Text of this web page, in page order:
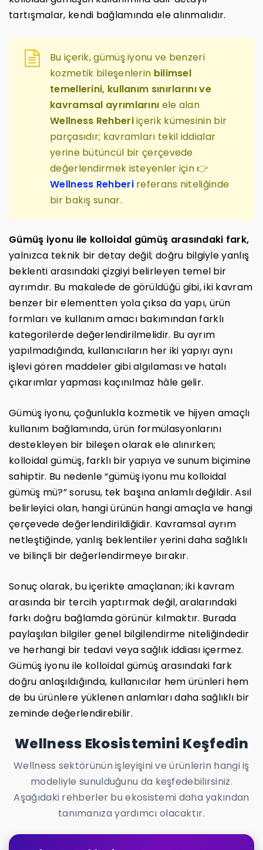
tartışmalar, kendi bağlamında ele alınmalıdır.
Bu içerik, gümüş iyonu ve benzeri
kozmetik bileşenlerin bilimsel
temellerini, kullanım sınırlarını ve
kavramsal ayrımlarını ele alan
Wellness Rehberiiçerik kümesinin bir
parçasıdır; kavramları tekil iddialar
yerine bütüncül bir çerçevede
değerlendirmek isteyenler için 👉
Wellness Rehberireferans niteliğinde
bir bakış sunar.
Gümüş iyonu ile kolloidal gümüş arasındaki fark,
yalnızca teknik bir detay değil; doğru bilgiyle yanlış
beklenti arasındaki çizgiyi belirleyen temel bir
ayrımdır. Bu makalede de görüldüğü gibi, iki kavram
benzer bir elementten yola çıksa da yapı, ürün
formları ve kullanım amacı bakımından farklı
kategorilerde değerlendirilmelidir. Bu ayrım
yapılmadığında, kullanıcıların her iki yapıyı aynı
işlevi gören maddeler gibi algılaması ve hatalı
çıkarımlar yapması kaçınılmaz hâle gelir.
Gümüş iyonu, çoğunlukla kozmetik ve hijyen amaçlı
kullanım bağlamında, ürün formülasyonlarını
destekleyen bir bileşen olarak ele alınırken;
kolloidal gümüş, farklı bir yapıya ve sunum biçimine
sahiptir. Bu nedenle “gümüş iyonu mu kolloidal
gümüş mü?” sorusu, tek başına anlamlı değildir. Asıl
belirleyici olan, hangi ürünün hangi amaçla ve hangi
çerçevede değerlendirildiğidir. Kavramsal ayrım
netleştiğinde, yanlış beklentiler yerini daha sağlıklı
ve bilinçli bir değerlendirmeye bırakır.
Sonuç olarak, bu içerikte amaçlanan; iki kavram
arasında bir tercih yaptırmak değil, aralarındaki
farkı doğru bağlamda görünür kılmaktır. Burada
paylaşılan bilgiler genel bilgilendirme niteliğindedir
ve herhangi bir tedavi veya sağlık iddiası içermez.
Gümüş iyonu ile kolloidal gümüş arasındaki fark
doğru anlaşıldığında, kullanıcılar hem ürünleri hem
de bu ürünlere yüklenen anlamları daha sağlıklı bir
zeminde değerlendirebilir.
Wellness Ekosistemini Keşfedin
Wellness sektörünün işleyişini ve ürünlerin hangi iş
modeliyle sunulduğunu da keşfedebilirsiniz.
Aşağıdaki rehberler bu ekosistemi daha yakından
tanımanıza yardımcı olacaktır.